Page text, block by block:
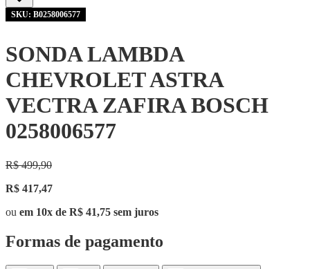
SKU: B0258006577
SONDA LAMBDA
CHEVROLET ASTRA
VECTRA ZAFIRA BOSCH
0258006577
R$ 499,90
R$ 417,47
ou em 10x de R$ 41,75 sem juros
Formas de pagamento